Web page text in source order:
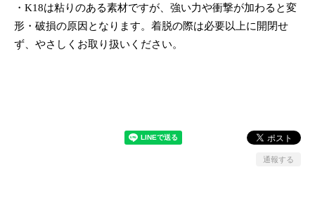
・K18は粘りのある素材ですが、強い力や衝撃が加わると変
形・破損の原因となります。着脱の際は必要以上に開閉せ
ず、やさしくお取り扱いください。
通報する